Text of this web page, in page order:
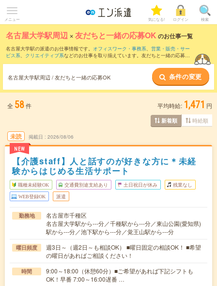
メニュー 気になる! ログイン 検索
名古屋大学駅周辺 ×友だちと一緒の応募OK のお仕事一覧
名古屋大学駅の派遣のお仕事情報です。 オフィスワーク・事務系、 営業・販売・サー
ビス系、 クリエイティブ系などのお仕事を取り揃えています。友だちと一緒の応募OK
名古屋大学駅周辺 / 友だちと一緒の応募OK 条件の変更
全 58件 平均時給: 1,471 円
新着順 時給順
未読
NEW
掲載日 2026/08/06
【介護staff】人と話すのが好きな方に＊未経
験からはじめる生活サポート
職種未経験OK 交通費別途支給あり 土日祝日が休み 残業なし
WEB登録OK 派遣
勤務地
名古屋市千種区
名古屋大学駅から---分／千種駅から---分／東山公園(愛知県)
駅から---分／池下駅から---分／覚王山駅から---分
曜日頻度
週3日～（週2日～も相談OK） ■曜日固定の相談OK！ ■希望
の曜日があればご相談ください！
時間
9:00～18:00（休憩60分）■ご希望があれば下記シフトも
OK！早番 7:00～16:00遅番 …